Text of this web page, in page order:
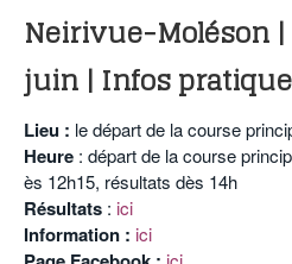
Neirivue-Moléson
juin | Infos
Lieu : le départ de la course
Heure : départ de la course
ès 12h15, résultats dès 14h
Résultats : ici
Information : ici